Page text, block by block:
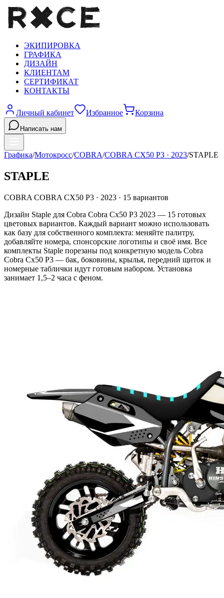
ЭКИПИРОВКА
ГРАФИКА
ДИЗАЙН
КЛИЕНТАМ
СЕРТИФИКАТ
КОНТАКТЫ
Личный кабинет Избранное Корзина
Написать нам
Графика/Мотокросс/COBRA/COBRA CX50 P3 · 2023/STAPLE
STAPLE
COBRA COBRA CX50 P3 · 2023 · 15 вариантов
Дизайн Staple для Cobra Cobra Cx50 P3 2023 — 15 готовых
цветовых вариантов. Каждый вариант можно использовать
как базу для собственного комплекта: меняйте палитру,
добавляйте номера, спонсорские логотипы и своё имя. Все
комплекты Staple порезаны под конкретную модель Cobra
Cobra Cx50 P3 — бак, боковины, крылья, передний щиток и
номерные таблички идут готовым набором. Установка
занимает 1,5–2 часа с феном.